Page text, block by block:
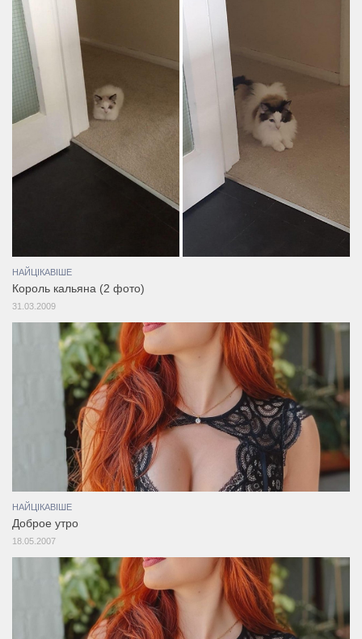
НАЙЦІКАВІШЕ
Король кальяна (2 фото)
31.03.2009
НАЙЦІКАВІШЕ
Доброе утро
18.05.2007